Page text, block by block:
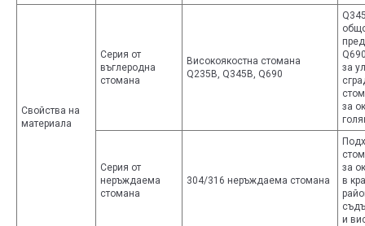
Свойства на
материала
Серия от
въглеродна
стомана
Високоякостна стомана
Q235B, Q345B, Q690
за
за
Серия от
неръждаема
стомана
304/316 неръждаема стомана
за
в
и